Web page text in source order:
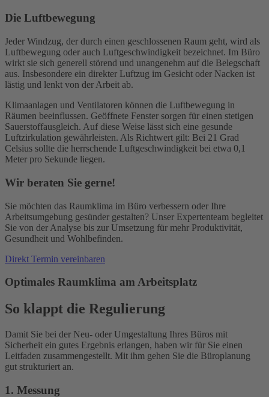
Die Luftbewegung
Jeder Windzug, der durch einen geschlossenen Raum geht, wird als
Luftbewegung oder auch Luftgeschwindigkeit bezeichnet. Im Büro
wirkt sie sich generell störend und unangenehm auf die Belegschaft
aus. Insbesondere ein direkter Luftzug im Gesicht oder Nacken ist
lästig und lenkt von der Arbeit ab.
Klimaanlagen und Ventilatoren können die Luftbewegung in
Räumen beeinflussen. Geöffnete Fenster sorgen für einen stetigen
Sauerstoffausgleich. Auf diese Weise lässt sich eine gesunde
Luftzirkulation gewährleisten. Als Richtwert gilt: Bei 21 Grad
Celsius sollte die herrschende Luftgeschwindigkeit bei etwa 0,1
Meter pro Sekunde liegen.
Wir beraten Sie gerne!
Sie möchten das Raumklima im Büro verbessern oder Ihre
Arbeitsumgebung gesünder gestalten? Unser Expertenteam begleitet
Sie von der Analyse bis zur Umsetzung für mehr Produktivität,
Gesundheit und Wohlbefinden.
Direkt Termin vereinbaren
Optimales Raumklima am Arbeitsplatz
So klappt die Regulierung
Damit Sie bei der Neu- oder Umgestaltung Ihres Büros mit
Sicherheit ein gutes Ergebnis erlangen, haben wir für Sie einen
Leitfaden zusammengestellt. Mit ihm gehen Sie die Büroplanung
gut strukturiert an.
1. Messung